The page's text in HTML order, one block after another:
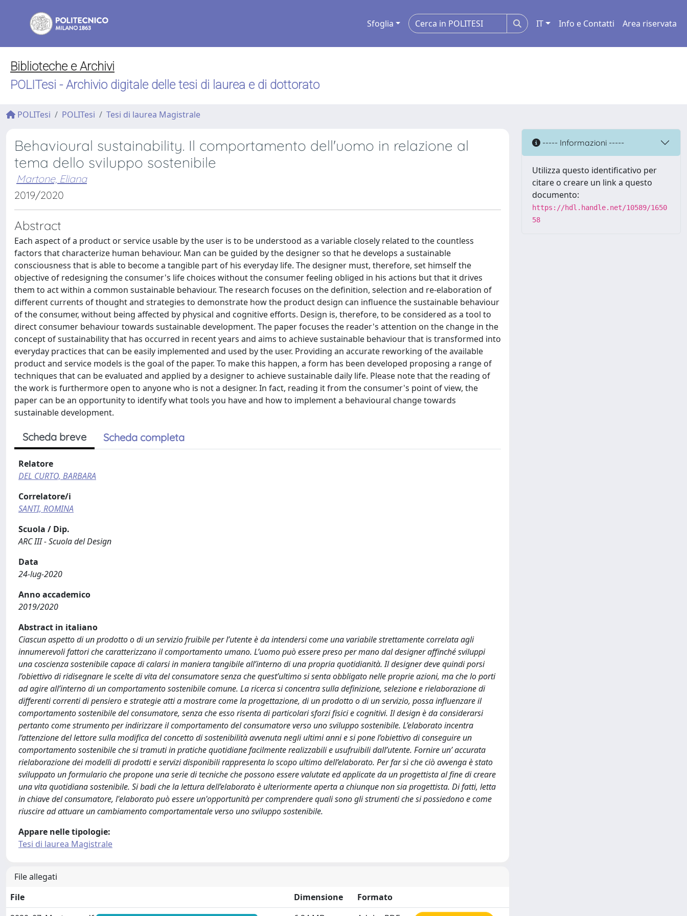
Sfoglia IT Info e Contatti Area riservata
Biblioteche e Archivi
POLITesi - Archivio digitale delle tesi di laurea e di dottorato
POLITesi POLITesi Tesi di laurea Magistrale
Behavioural sustainability. Il comportamento dell'uomo in relazione al
tema dello sviluppo sostenibile
Martone, Eliana
2019/2020
Abstract
Each aspect of a product or service usable by the user is to be understood as a variable closely related to the countless
factors that characterize human behaviour. Man can be guided by the designer so that he develops a sustainable
consciousness that is able to become a tangible part of his everyday life. The designer must, therefore, set himself the
objective of redesigning the consumer's life choices without the consumer feeling obliged in his actions but that it drives
them to act within a common sustainable behaviour. The research focuses on the definition, selection and re-elaboration of
different currents of thought and strategies to demonstrate how the product design can influence the sustainable behaviour
of the consumer, without being affected by physical and cognitive efforts. Design is, therefore, to be considered as a tool to
direct consumer behaviour towards sustainable development. The paper focuses the reader's attention on the change in the
concept of sustainability that has occurred in recent years and aims to achieve sustainable behaviour that is transformed into
everyday practices that can be easily implemented and used by the user. Providing an accurate reworking of the available
product and service models is the goal of the paper. To make this happen, a form has been developed proposing a range of
techniques that can be evaluated and applied by a designer to achieve sustainable daily life. Please note that the reading of
the work is furthermore open to anyone who is not a designer. In fact, reading it from the consumer's point of view, the
paper can be an opportunity to identify what tools you have and how to implement a behavioural change towards
sustainable development.
Scheda breve Scheda completa
Relatore
DEL CURTO, BARBARA
Correlatore/i
SANTI, ROMINA
Scuola / Dip.
ARC III - Scuola del Design
Data
24-lug-2020
Anno accademico
2019/2020
Abstract in italiano
Ciascun aspetto di un prodotto o di un servizio fruibile per l’utente è da intendersi come una variabile strettamente correlata agli
innumerevoli fattori che caratterizzano il comportamento umano. L’uomo può essere preso per mano dal designer affinché sviluppi
una coscienza sostenibile capace di calarsi in maniera tangibile all’interno di una propria quotidianità. Il designer deve quindi porsi
l’obiettivo di ridisegnare le scelte di vita del consumatore senza che quest’ultimo si senta obbligato nelle proprie azioni, ma che lo porti
ad agire all’interno di un comportamento sostenibile comune. La ricerca si concentra sulla definizione, selezione e rielaborazione di
differenti correnti di pensiero e strategie atti a mostrare come la progettazione, di un prodotto o di un servizio, possa influenzare il
comportamento sostenibile del consumatore, senza che esso risenta di particolari sforzi fisici e cognitivi. Il design è da considerarsi
pertanto come strumento per indirizzare il comportamento del consumatore verso uno sviluppo sostenibile. L’elaborato incentra
l’attenzione del lettore sulla modifica del concetto di sostenibilità avvenuta negli ultimi anni e si pone l’obiettivo di conseguire un
comportamento sostenibile che si tramuti in pratiche quotidiane facilmente realizzabili e usufruibili dall’utente. Fornire un’ accurata
rielaborazione dei modelli di prodotti e servizi disponibili rappresenta lo scopo ultimo dell’elaborato. Per far sì che ciò avvenga è stato
sviluppato un formulario che propone una serie di tecniche che possono essere valutate ed applicate da un progettista al fine di creare
una vita quotidiana sostenibile. Si badi che la lettura dell’elaborato è ulteriormente aperta a chiunque non sia progettista. Di fatti, letta
in chiave del consumatore, l'elaborato può essere un'opportunità per comprendere quali sono gli strumenti che si possiedono e come
riuscire ad attuare un cambiamento comportamentale verso uno sviluppo sostenibile.
Appare nelle tipologie:
Tesi di laurea Magistrale
File allegati
File
Dimensione
Formato
----- Informazioni -----
Utilizza questo identificativo per
citare o creare un link a questo
documento:
https://hdl.handle.net/10589/1650
58